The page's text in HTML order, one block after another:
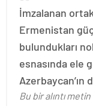
İmzalanan
Ermenistan
bulundukları
esnasında ele
Bu bir alıntı